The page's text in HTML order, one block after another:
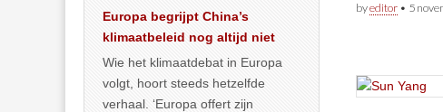
byeditor • 5
Europa begrijpt China’s
klimaatbeleid nog altijd niet
Wie het klimaatdebat in Europa
volgt, hoort steeds hetzelfde
verhaal. ‘Europa offert zijn